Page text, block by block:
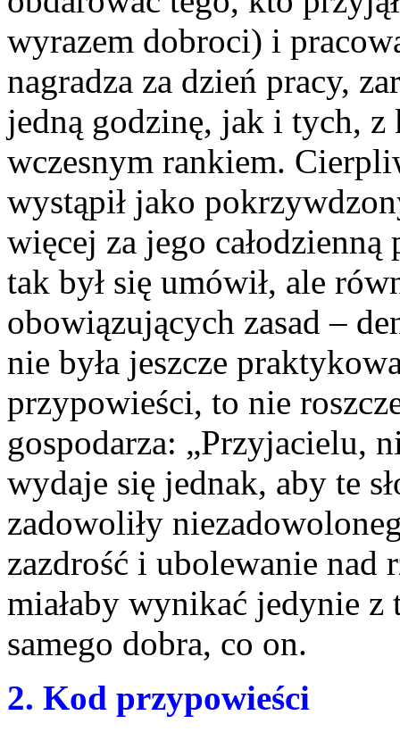
wyrazem dobroci) i
nagradza za dzień pracy,
jedną godzinę, jak i tych,
wczesnym rankiem.
wystąpił jako
więcej za jego
tak był się umówił, ale
obowiązujących zasad –
nie była jeszcze
przypowieści, to nie
gospodarza: „Przyjacielu,
wydaje się jednak, aby te
zadowoliły
zazdrość i ubolewanie nad
miałaby wynikać jedynie z
samego dobra, co on.
2. Kod przypowieści